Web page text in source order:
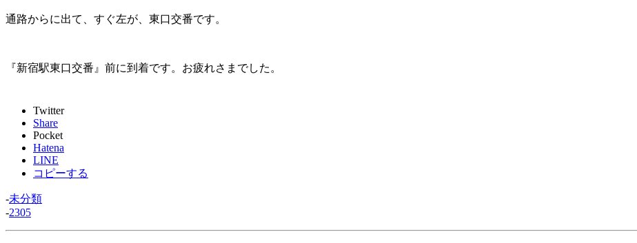
通路からに出て、すぐ左が、東口交番です。
『新宿駅東口交番』前に到着です。お疲れさまでした。
Twitter
Share
Pocket
Hatena
LINE
コピーする
-未分類
-2305